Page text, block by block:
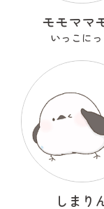
モモママ
いっこにっ
しまり